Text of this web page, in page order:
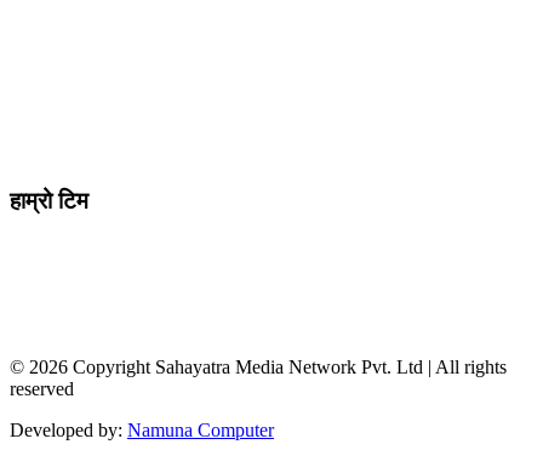
हाम्रो टिम
© 2026 Copyright Sahayatra Media Network Pvt. Ltd | All rights
reserved
Developed by: Namuna Computer